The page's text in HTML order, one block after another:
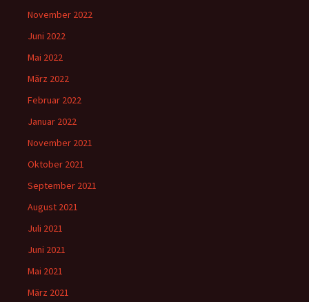
November 2022
Juni 2022
Mai 2022
März 2022
Februar 2022
Januar 2022
November 2021
Oktober 2021
September 2021
August 2021
Juli 2021
Juni 2021
Mai 2021
März 2021